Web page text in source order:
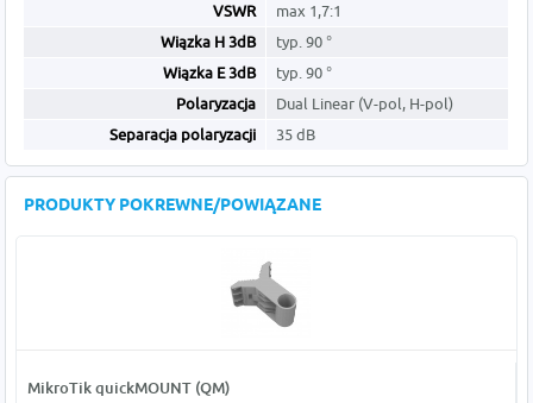
VSWR
max 1,7:1
Wiązka H 3dB
typ. 90 °
Wiązka E 3dB
typ. 90 °
Polaryzacja
Dual Linear (V-pol, H-pol)
Separacja polaryzacji
35 dB
PRODUKTY POKREWNE/POWIĄZANE
MikroTik quickMOUNT (QM)